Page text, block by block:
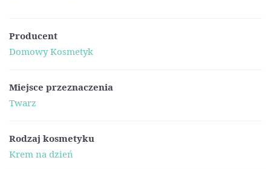
Producent
Domowy Kosmetyk
Miejsce przeznaczenia
Twarz
Rodzaj kosmetyku
Krem na dzień